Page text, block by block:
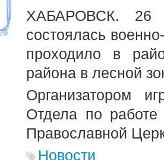
ХАБАРОВСК. 26
состоялась
проходило в
района в лесной
Организатором
Отдела по
Православной
Новости